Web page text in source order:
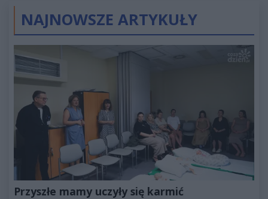
NAJNOWSZE ARTYKUŁY
Przyszłe mamy uczyły się karmić